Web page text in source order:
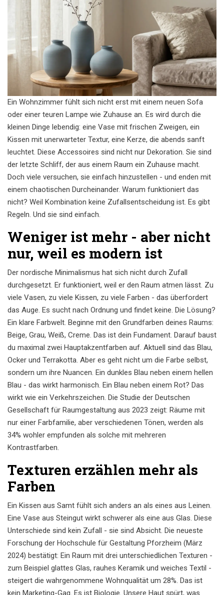
Ein Wohnzimmer fühlt sich nicht erst mit einem neuen Sofa
oder einer teuren Lampe wie Zuhause an. Es wird durch die
kleinen Dinge lebendig: eine Vase mit frischen Zweigen, ein
Kissen mit unerwarteter Textur, eine Kerze, die abends sanft
leuchtet. Diese Accessoires sind nicht nur Dekoration. Sie sind
der letzte Schliff, der aus einem Raum ein Zuhause macht.
Doch viele versuchen, sie einfach hinzustellen - und enden mit
einem chaotischen Durcheinander. Warum funktioniert das
nicht? Weil Kombination keine Zufallsentscheidung ist. Es gibt
Regeln. Und sie sind einfach.
Weniger ist mehr - aber nicht
nur, weil es modern ist
Der nordische Minimalismus hat sich nicht durch Zufall
durchgesetzt. Er funktioniert, weil er den Raum atmen lässt. Zu
viele Vasen, zu viele Kissen, zu viele Farben - das überfordert
das Auge. Es sucht nach Ordnung und findet keine. Die Lösung?
Ein klare Farbwelt. Beginne mit den Grundfarben deines Raums:
Beige, Grau, Weiß, Creme. Das ist dein Fundament. Darauf baust
du maximal zwei Hauptakzentfarben auf. Aktuell sind das Blau,
Ocker und Terrakotta. Aber es geht nicht um die Farbe selbst,
sondern um ihre Nuancen. Ein dunkles Blau neben einem hellen
Blau - das wirkt harmonisch. Ein Blau neben einem Rot? Das
wirkt wie ein Verkehrszeichen. Die Studie der Deutschen
Gesellschaft für Raumgestaltung aus 2023 zeigt: Räume mit
nur einer Farbfamilie, aber verschiedenen Tönen, werden als
34% wohler empfunden als solche mit mehreren
Kontrastfarben.
Texturen erzählen mehr als
Farben
Ein Kissen aus Samt fühlt sich anders an als eines aus Leinen.
Eine Vase aus Steingut wirkt schwerer als eine aus Glas. Diese
Unterschiede sind kein Zufall - sie sind Absicht. Die neueste
Forschung der Hochschule für Gestaltung Pforzheim (März
2024) bestätigt: Ein Raum mit drei unterschiedlichen Texturen -
zum Beispiel glattes Glas, rauhes Keramik und weiches Textil -
steigert die wahrgenommene Wohnqualität um 28%. Das ist
kein Marketing-Gag. Es ist Biologie. Unsere Haut spürt, was